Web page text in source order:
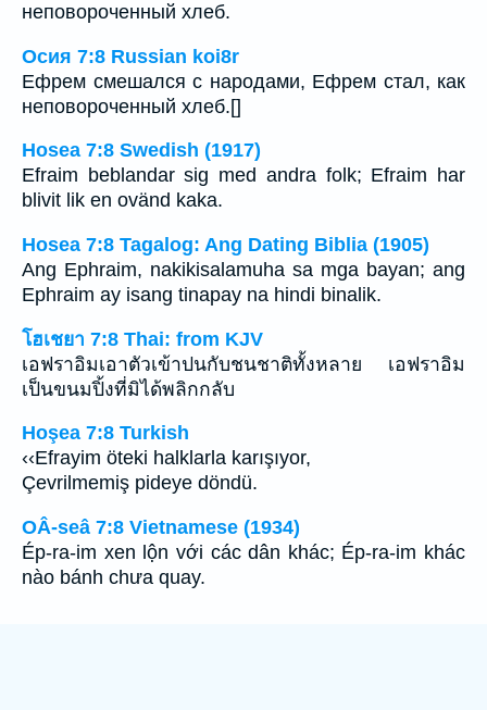
неповороченный хлеб.
Осия 7:8 Russian koi8r
Ефрем смешался с народами, Ефрем стал, как
неповороченный хлеб.[]
Hosea 7:8 Swedish (1917)
Efraim beblandar sig med andra folk; Efraim har
blivit lik en ovänd kaka.
Hosea 7:8 Tagalog: Ang Dating Biblia (1905)
Ang Ephraim, nakikisalamuha sa mga bayan; ang
Ephraim ay isang tinapay na hindi binalik.
โฮเชยา 7:8 Thai: from KJV
เอฟราอิมเอาตัวเข้าปนกับชนชาติทั้งหลาย เอฟราอิม
เป็นขนมปิ้งที่มิได้พลิกกลับ
Hoşea 7:8 Turkish
‹‹Efrayim öteki halklarla karışıyor,
Çevrilmemiş pideye döndü.
OÂ-seâ 7:8 Vietnamese (1934)
Ép-ra-im xen lộn với các dân khác; Ép-ra-im khác
nào bánh chưa quay.